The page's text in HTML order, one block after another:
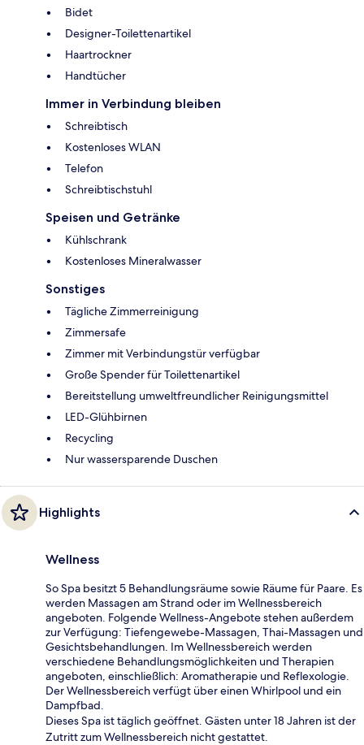
Bidet
Designer-Toilettenartikel
Haartrockner
Handtücher
Immer in Verbindung bleiben
Schreibtisch
Kostenloses WLAN
Telefon
Schreibtischstuhl
Speisen und Getränke
Kühlschrank
Kostenloses Mineralwasser
Sonstiges
Tägliche Zimmerreinigung
Zimmersafe
Zimmer mit Verbindungstür verfügbar
Große Spender für Toilettenartikel
Bereitstellung umweltfreundlicher Reinigungsmittel
LED-Glühbirnen
Recycling
Nur wassersparende Duschen
Highlights
Wellness
So Spa besitzt 5 Behandlungsräume sowie Räume für Paare. Es
werden Massagen am Strand oder im Wellnessbereich
angeboten. Folgende Wellness-Angebote stehen außerdem
zur Verfügung: Tiefengewebe-Massagen, Thai-Massagen und
Gesichtsbehandlungen. Im Wellnessbereich werden
verschiedene Behandlungsmöglichkeiten und Therapien
angeboten, einschließlich: Aromatherapie und Reflexologie.
Der Wellnessbereich verfügt über einen Whirlpool und ein
Dampfbad.
Dieses Spa ist täglich geöffnet. Gästen unter 18 Jahren ist der
Zutritt zum Wellnessbereich nicht gestattet.